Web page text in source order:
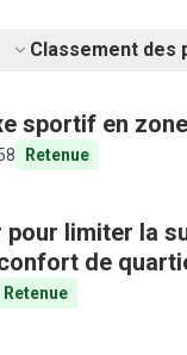
Classement des
sportif en
Retenue
pour limiter la
de
Retenue